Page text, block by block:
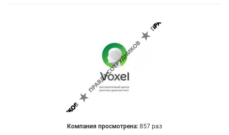
Компания просмотрена: 857 раз